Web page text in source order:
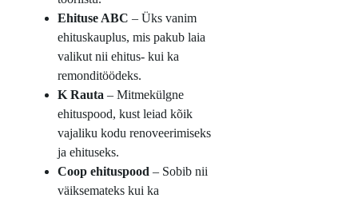
Ehituse ABC – Üks vanim
ehituskauplus, mis pakub laia
valikut nii ehitus- kui ka
remonditöödeks.
K Rauta – Mitmekülgne
ehituspood, kust leiad kõik
vajaliku kodu renoveerimiseks
ja ehituseks.
Coop ehituspood – Sobib nii
väiksemateks kui ka